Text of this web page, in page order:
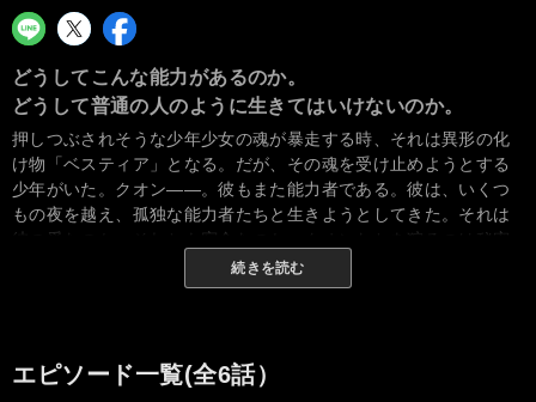
どうしてこんな能力があるのか。
どうして普通の人のように生きてはいけないのか。
押しつぶされそうな少年少女の魂が暴走する時、それは異形の化
け物「ベスティア」となる。だが、その魂を受け止めようとする
少年がいた。クオン――。彼もまた能力者である。彼は、いくつ
もの夜を越え、孤独な能力者たちと生きようとしてきた。それは
彼の愛なのか、それとも宿命なのか。クオンたちを狩るのは秘密
組織「オールドー」の機械の番犬「クーストース」。脳と神経節
以外を機械に置き換えられた彼らもまた、もはや普通の生活には
人知れず行われる少年少女とクーストースの戦い。クオンは血を
流しながらも、明日を求める。
続きを読む
エピソード一覧(全6話）